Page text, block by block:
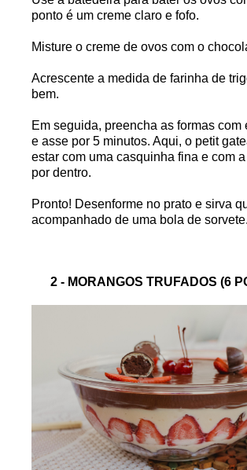
ponto é um creme claro e fofo.
Misture o creme de ovos com o
Acrescente a medida de farinha de
bem.
Em seguida, preencha as formas com
e asse por 5 minutos. Aqui, o petit
estar com uma casquinha fina e com
por dentro.
Pronto! Desenforme no prato e sirva
acompanhado de uma bola de sorvete.
2 - MORANGOS TRUFADOS (6